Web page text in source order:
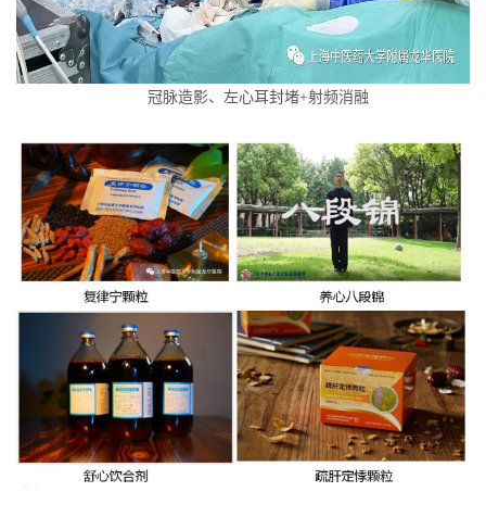
冠脉造影、左心耳封堵+射频消融